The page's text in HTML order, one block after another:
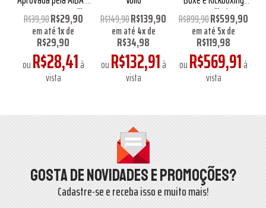
Metros Green Hill
R$39,90R$29,90
em até1xde
R$29,90
ouR$28,41à
vista
R$149,90R$139,90
em até4xde
R$34,98
ouR$132,91à
vista
Green Hill Tiger
R$899,90R$599,90
em até5xde
R$119,98
ouR$569,91à
vista
Gosta de novidades e promoções?
Cadastre-se e receba isso e muito mais!